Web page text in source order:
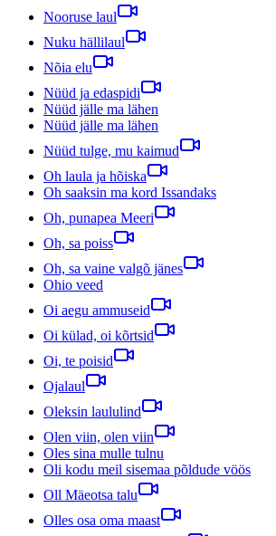
Nooruse laul
Nuku hällilaul
Nõia elu
Nüüd ja edaspidi
Nüüd jälle ma lähen
Nüüd jälle ma lähen
Nüüd tulge, mu kaimud
Oh laula ja hõiska
Oh saaksin ma kord Issandaks
Oh, punapea Meeri
Oh, sa poiss
Oh, sa vaine valgõ jänes
Ohio veed
Oi aegu ammuseid
Oi külad, oi kõrtsid
Oi, te poisid
Ojalaul
Oleksin laululind
Olen viin, olen viin
Oles sina mulle tulnu
Oli kodu meil sisemaa põldude vöös
Oll Mäeotsa talu
Olles osa oma maast